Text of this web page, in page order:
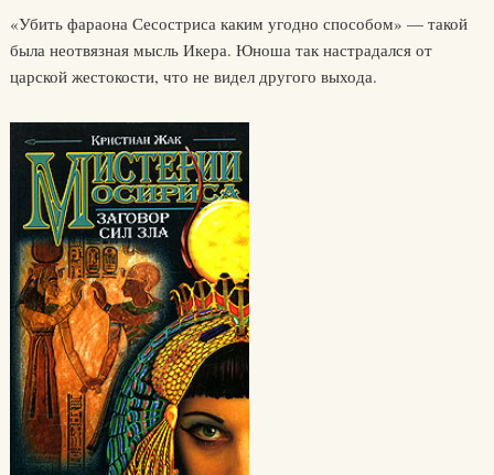
«Убить фараона Сесостриса каким угодно способом» — такой
была неотвязная мысль Икера. Юноша так настрадался от
царской жестокости, что не видел другого выхода.